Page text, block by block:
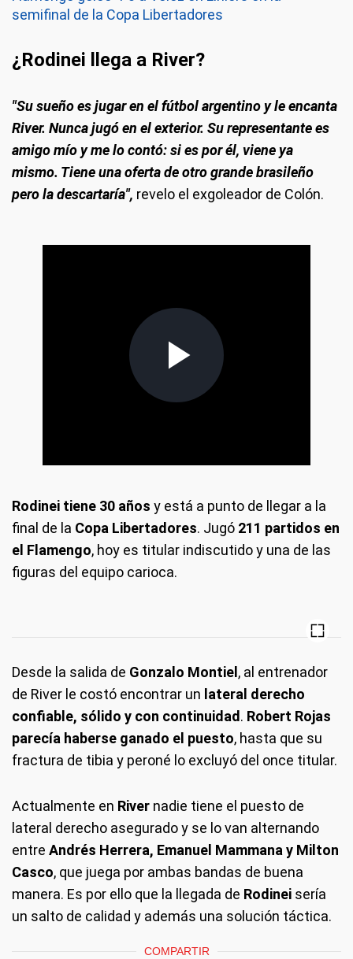
semifinal de la Copa Libertadores
¿Rodinei llega a River?
"Su sueño es jugar en el fútbol argentino y le encanta
River. Nunca jugó en el exterior. Su representante es
amigo mío y me lo contó: si es por él, viene ya
mismo. Tiene una oferta de otro grande brasileño
pero la descartaría", revelo el exgoleador de Colón.
Rodinei tiene 30 años y está a punto de llegar a la
final de la Copa Libertadores. Jugó 211 partidos en
el Flamengo, hoy es titular indiscutido y una de las
figuras del equipo carioca.
Desde la salida de Gonzalo Montiel, al entrenador
de River le costó encontrar un lateral derecho
confiable, sólido y con continuidad. Robert Rojas
parecía haberse ganado el puesto, hasta que su
fractura de tibia y peroné lo excluyó del once titular.
Actualmente en River nadie tiene el puesto de
lateral derecho asegurado y se lo van alternando
entre Andrés Herrera, Emanuel Mammana y Milton
Casco, que juega por ambas bandas de buena
manera. Es por ello que la llegada de Rodinei sería
un salto de calidad y además una solución táctica.
COMPARTIR